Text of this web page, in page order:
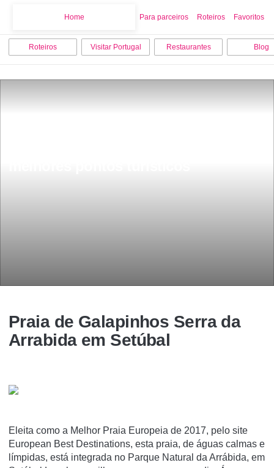
Home Para parceiros Roteiros Favoritos
Roteiros Visitar Portugal Restaurantes Blog
Praia de Galapinhos Serra da
Arrabida em Setúbal
Eleita como a Melhor Praia Europeia de 2017, pelo site
European Best Destinations, esta praia, de águas calmas e
límpidas, está integrada no Parque Natural da Arrábida, em